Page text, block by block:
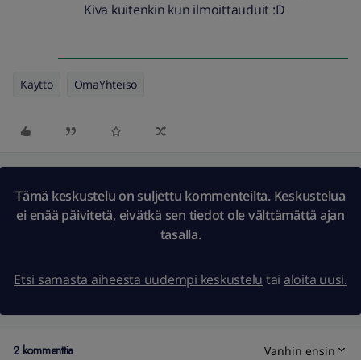
Kiva kuitenkin kun ilmoittauduit :D
Käyttö OmaYhteisö
Tämä keskustelu on suljettu kommenteilta. Keskustelua
ei enää päivitetä, eivätkä sen tiedot ole välttämättä ajan
tasalla.
Etsi samasta aiheesta uudempi keskustelu tai aloita uusi.
2 kommenttia Vanhin ensin